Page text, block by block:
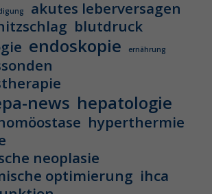
akutes leberversagen
blutdruck
endoskopie ernährung
news hepatologie
hyperthermie
neoplasie
optimierung ihca